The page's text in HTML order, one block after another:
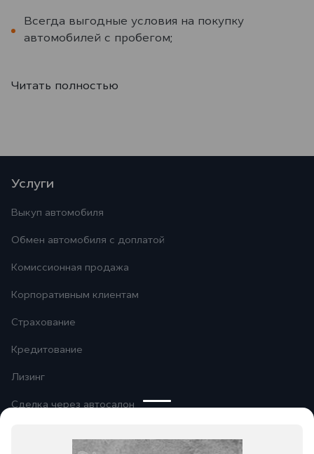
Всегда выгодные условия на покупку
автомобилей с пробегом;
Читать полностью
Услуги
Выкуп автомобиля
Обмен автомобиля с доплатой
Комиссионная продажа
Корпоративным клиентам
Страхование
Кредитование
Лизинг
Сделка через автосалон